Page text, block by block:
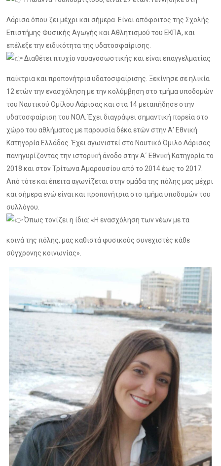
Λάρισα όπου ζει μέχρι και σήμερα. Είναι απόφοιτος της Σχολής
Επιστήμης Φυσικής Αγωγής και Αθλητισμού του ΕΚΠΑ, και
επέλεξε την ειδικότητα της υδατοσφαίρισης.
Διαθέτει πτυχίο ναυαγοσωστικής και είναι επαγγελματίας
παίκτρια και προπονήτρια υδατοσφαίρισης. Ξεκίνησε σε ηλικία
12 ετών την ενασχόληση με την κολύμβηση στο τμήμα υποδομών
του Ναυτικού Ομίλου Λάρισας και στα 14 μεταπήδησε στην
υδατοσφαίριση του ΝΟΛ. Έχει διαγράψει σημαντική πορεία στο
χώρο του αθλήματος με παρουσία δέκα ετών στην Α’ Εθνική
Κατηγορία Ελλάδος. Έχει αγωνιστεί στο Ναυτικό Όμιλο Λάρισας
πανηγυρίζοντας την ιστορική άνοδο στην Α΄ Εθνική Κατηγορία το
2018 και στον Τρίτωνα Αμαρουσίου από το 2014 έως το 2017.
Από τότε και έπειτα αγωνίζεται στην ομάδα της πόλης μας μέχρι
και σήμερα ενώ είναι και προπονήτρια στο τμήμα υποδομών του
συλλόγου.
Όπως τονίζει η ίδια: «Η ενασχόληση των νέων με τα
κοινά της πόλης, μας καθιστά φυσικούς συνεχιστές κάθε
σύγχρονης κοινωνίας».